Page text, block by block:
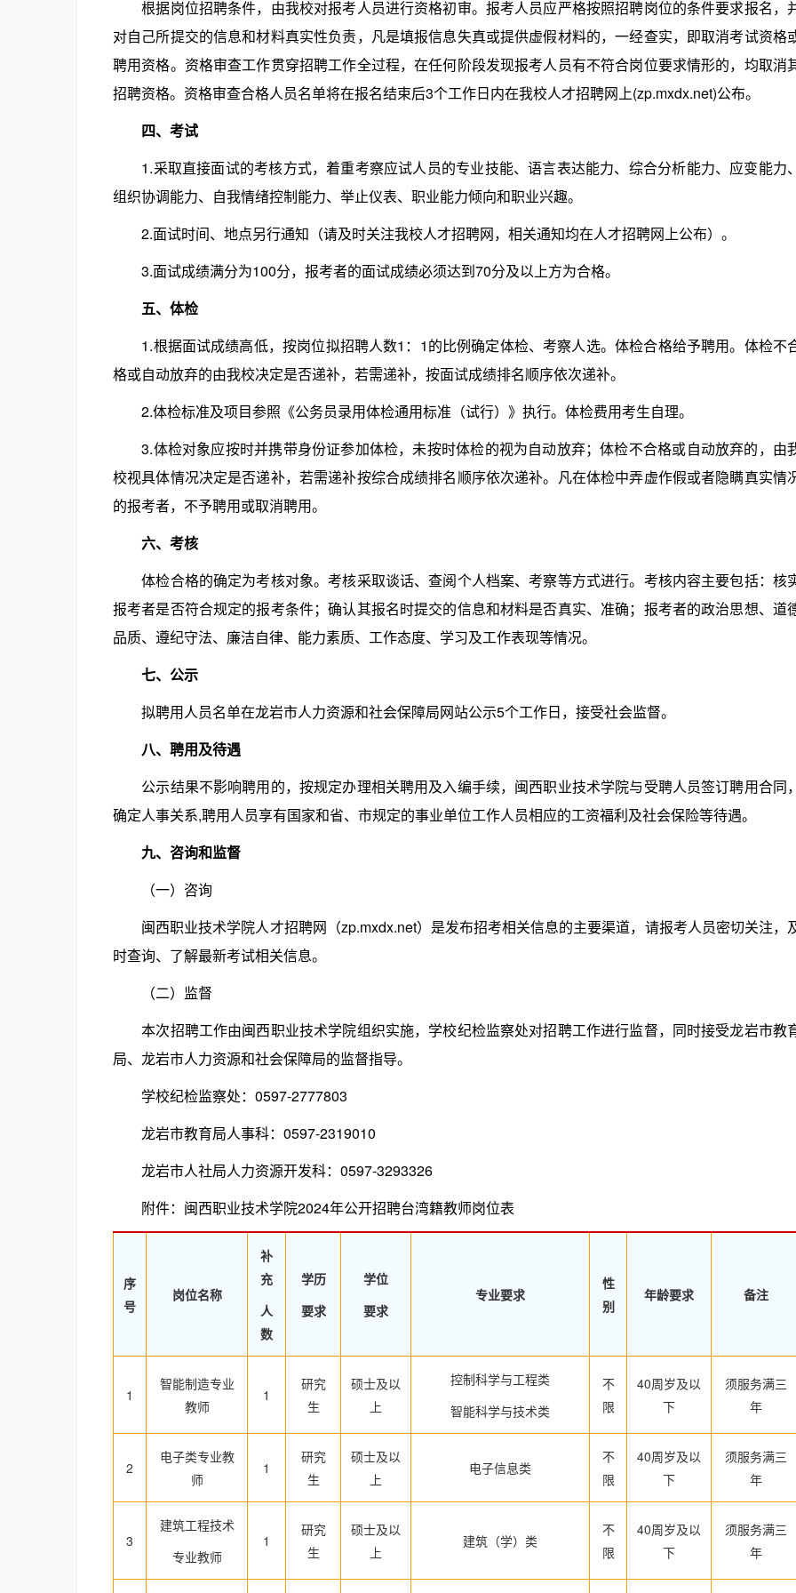
根据岗位招聘条件，由我校对报考人员进行资格初审。报考人员应严格按照招聘岗位的条件要求报名，
对自己所提交的信息和材料真实性负责，凡是填报信息失真或提供虚假材料的，一经查实，即取消考试资格
聘用资格。资格审查工作贯穿招聘工作全过程，在任何阶段发现报考人员有不符合岗位要求情形的，均取消
招聘资格。资格审查合格人员名单将在报名结束后3个工作日内在我校人才招聘网上(zp.mxdx.net)公布。
四、考试
1.采取直接面试的考核方式，着重考察应试人员的专业技能、语言表达能力、综合分析能力、应变能力
组织协调能力、自我情绪控制能力、举止仪表、职业能力倾向和职业兴趣。
2.面试时间、地点另行通知（请及时关注我校人才招聘网，相关通知均在人才招聘网上公布）。
3.面试成绩满分为100分，报考者的面试成绩必须达到70分及以上方为合格。
五、体检
1.根据面试成绩高低，按岗位拟招聘人数1：1的比例确定体检、考察人选。体检合格给予聘用。体检不
格或自动放弃的由我校决定是否递补，若需递补，按面试成绩排名顺序依次递补。
2.体检标准及项目参照《公务员录用体检通用标准（试行）》执行。体检费用考生自理。
3.体检对象应按时并携带身份证参加体检，未按时体检的视为自动放弃；体检不合格或自动放弃的，由
校视具体情况决定是否递补，若需递补按综合成绩排名顺序依次递补。凡在体检中弄虚作假或者隐瞒真实情
的报考者，不予聘用或取消聘用。
六、考核
体检合格的确定为考核对象。考核采取谈话、查阅个人档案、考察等方式进行。考核内容主要包括：核
报考者是否符合规定的报考条件；确认其报名时提交的信息和材料是否真实、准确；报考者的政治思想、道
品质、遵纪守法、廉洁自律、能力素质、工作态度、学习及工作表现等情况。
七、公示
拟聘用人员名单在龙岩市人力资源和社会保障局网站公示5个工作日，接受社会监督。
八、聘用及待遇
公示结果不影响聘用的，按规定办理相关聘用及入编手续，闽西职业技术学院与受聘人员签订聘用合同
确定人事关系,聘用人员享有国家和省、市规定的事业单位工作人员相应的工资福利及社会保险等待遇。
九、咨询和监督
（一）咨询
闽西职业技术学院人才招聘网（zp.mxdx.net）是发布招考相关信息的主要渠道，请报考人员密切关注，
时查询、了解最新考试相关信息。
（二）监督
本次招聘工作由闽西职业技术学院组织实施，学校纪检监察处对招聘工作进行监督，同时接受龙岩市教
局、龙岩市人力资源和社会保障局的监督指导。
学校纪检监察处：0597-2777803
龙岩市教育局人事科：0597-2319010
龙岩市人社局人力资源开发科：0597-3293326
附件：闽西职业技术学院2024年公开招聘台湾籍教师岗位表
序
号
岗位名称
补
充
人
数
学历
要求
学位
要求
专业要求
性
别
年龄要求 备注
1
智能制造专业
教师
1
研究
生
硕士及以
上
控制科学与工程类
智能科学与技术类
不
限
40周岁及以
下
须服务满三
年
2
电子类专业教
师
1
研究
生
硕士及以
上
电子信息类
不
限
40周岁及以
下
须服务满三
年
3
建筑工程技术
专业教师
1
研究
生
硕士及以
上
建筑（学）类
不
限
40周岁及以
下
须服务满三
年